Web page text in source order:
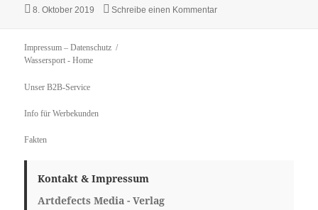
Veröffentlicht
8. Oktober 2019 Schreibe einen Kommentarzu Die schönsten
Impressum – Datenschutz
Wassersport - Home
Unser B2B-Service
Info für Werbekunden
Fakten
Kontakt & Impressum
Artdefects Media - Verlag